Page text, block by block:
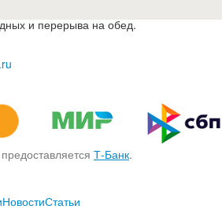
и перерыва на обед.
Т-Банк.
НовостиСтатьи